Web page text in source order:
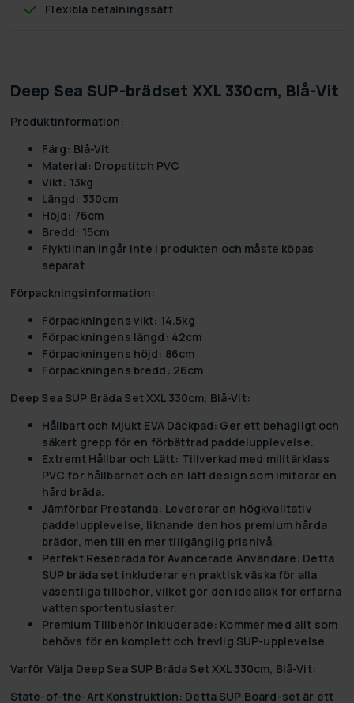
Flexibla betalningssätt
Deep Sea SUP-brädset XXL 330cm, Blå-Vit
Produktinformation:
Färg: Blå-Vit
Material: Dropstitch PVC
Vikt: 13kg
Längd: 330cm
Höjd: 76cm
Bredd: 15cm
Flyktlinan ingår inte i produkten och måste köpas
separat
Förpackningsinformation:
Förpackningens vikt: 14.5kg
Förpackningens längd: 42cm
Förpackningens höjd: 86cm
Förpackningens bredd: 26cm
Deep Sea SUP Bräda Set XXL 330cm, Blå-Vit:
Hållbart och Mjukt EVA Däckpad: Ger ett behagligt och
säkert grepp för en förbättrad paddelupplevelse.
Extremt Hållbar och Lätt: Tillverkad med militärklass
PVC för hållbarhet och en lätt design som imiterar en
hård bräda.
Jämförbar Prestanda: Levererar en högkvalitativ
paddelupplevelse, liknande den hos premium hårda
brädor, men till en mer tillgänglig prisnivå.
Perfekt Resebräda för Avancerade Användare: Detta
SUP bräda set inkluderar en praktisk väska för alla
väsentliga tillbehör, vilket gör den idealisk för erfarna
vattensportentusiaster.
Premium Tillbehör Inkluderade: Kommer med allt som
behövs för en komplett och trevlig SUP-upplevelse.
Varför Välja Deep Sea SUP Bräda Set XXL 330cm, Blå-Vit:
State-of-the-Art Konstruktion: Detta SUP Board-set är ett